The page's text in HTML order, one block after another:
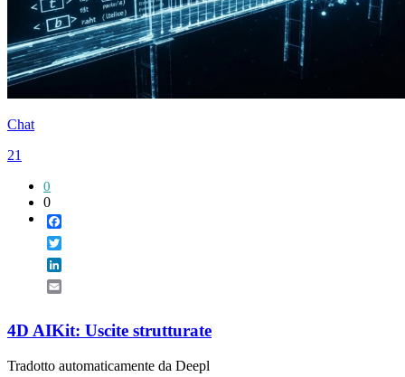
Chat
21
0
0
4D AIKit: Uscite strutturate
Tradotto automaticamente da Deepl